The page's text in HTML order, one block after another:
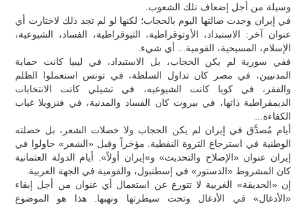
وسيلة من أجل إضعاف تلك الشعوب.
في إيران وجدت ضالتها اليوم بالحجاب؛ لكنها لو لم تجد ذلك لاختارت أي
عنوان آخر: الاستبداد، الأوتوقراطية، الثيوقراطية، الفساد، الشيوعية،
الإسلام، المسيحية، القومية... أي شيء.
ففي سورية لم يكن الحجاب، بل الاستبداد، في ليبيا كانت حماية
المدنيين، في مصر كان تداول السلطة، في تونس استعملوا الظلم
والفقر، في كوبا كانت الشيوعيه، في تشيلي كانت الانتخابات
الديمقراطية ذاتها، في بيروت كان الفساد والمدنية، في فنزويلا غياب
الكفاءة...
أيام مُصدَّق في إيران لم يكن الحجاب ولا خصلات الشعر، بل خصلته
الوطنية في استرجاع الثروة النفطية. مؤخراً وقبل «الشعر» حاولوا في
إيران عنوان «الإصلاح والتحديث» و»إيران أولاً». أيام الدولة العثمانية
كان المشروط «الدستور» في إسطنبول، والقومية في الجهة العربية.
إن «الحديقة» الغربية لا تتورع عن استعمال أي عنوان من أجل إبقاء
«الأدغال» في الأدغال وتحت سيطرتها ونهبها. هذا هو الموضوع